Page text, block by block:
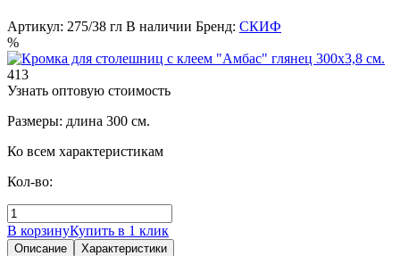
Артикул: 275/38 гл В наличии Бренд: СКИФ
%
413
Узнать оптовую стоимость
Размеры: длина 300 см.
Ко всем характеристикам
Кол-во:
В корзинуКупить в 1 клик
Описание Характеристики